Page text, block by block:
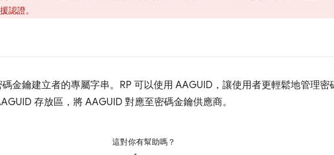
認證。
金鑰建立者的專屬字串。RP 可以使用 AAGUID，讓使用者更輕鬆地管理密
存放區，將 AAGUID 對應至密碼金鑰供應商。
這對你有幫助嗎？